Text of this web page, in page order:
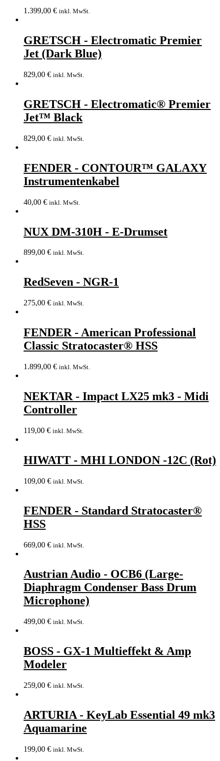
1.399,00 € inkl. MwSt.
GRETSCH - Electromatic Premier
Jet (Dark Blue)
829,00 € inkl. MwSt.
GRETSCH - Electromatic® Premier
Jet™ Black
829,00 € inkl. MwSt.
FENDER - CONTOUR™ GALAXY
Instrumentenkabel
40,00 € inkl. MwSt.
NUX DM-310H - E-Drumset
899,00 € inkl. MwSt.
RedSeven - NGR-1
275,00 € inkl. MwSt.
FENDER - American Professional
Classic Stratocaster® HSS
1.899,00 € inkl. MwSt.
NEKTAR - Impact LX25 mk3 - Midi
Controller
119,00 € inkl. MwSt.
HIWATT - MHI LONDON -12C (Rot)
109,00 € inkl. MwSt.
FENDER - Standard Stratocaster®
HSS
669,00 € inkl. MwSt.
Austrian Audio - OCB6 (Large-
Diaphragm Condenser Bass Drum
Microphone)
499,00 € inkl. MwSt.
BOSS - GX-1 Multieffekt & Amp
Modeler
259,00 € inkl. MwSt.
ARTURIA - KeyLab Essential 49 mk3
Aquamarine
199,00 € inkl. MwSt.